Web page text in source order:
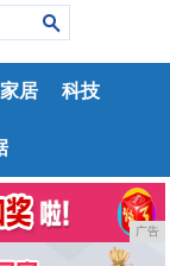
家居 科技
广告